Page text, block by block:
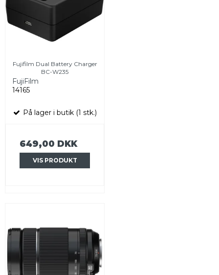
Fujifilm Dual Battery Charger
BC-W235
FujiFilm
14165
På lager i butik (1 stk.)
649,00 DKK
VIS PRODUKT